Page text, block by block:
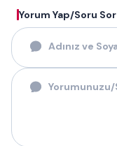
Yorum Yap/Soru Sor